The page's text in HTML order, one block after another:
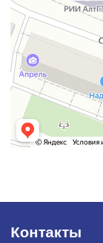
Контакты